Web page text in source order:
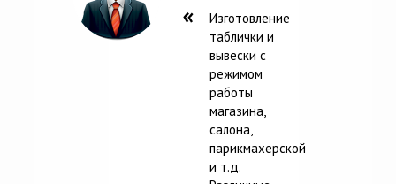
Изготовление
таблички и
вывески с
режимом
работы
магазина,
салона,
парикмахерской
и т.д.